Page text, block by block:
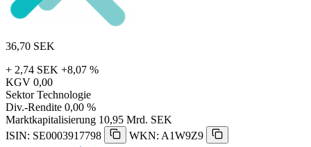
36,70 SEK
+ 2,74 SEK +8,07 %
KGV 0,00
Sektor Technologie
Div.-Rendite 0,00 %
Marktkapitalisierung 10,95 Mrd. SEK
ISIN: SE0003917798
WKN: A1W9Z9